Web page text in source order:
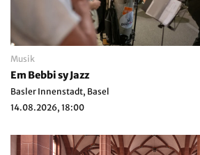
Musik
Em Bebbi sy Jazz
Basler Innenstadt, Basel
14.08.2026, 18:00